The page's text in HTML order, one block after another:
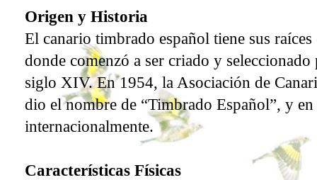
Origen y Historia
El canario timbrado español tiene sus
donde comenzó a ser criado y seleccionado
siglo XIV. En 1954, la Asociación de
dio el nombre de “Timbrado Español”, y
internacionalmente.
Características Físicas